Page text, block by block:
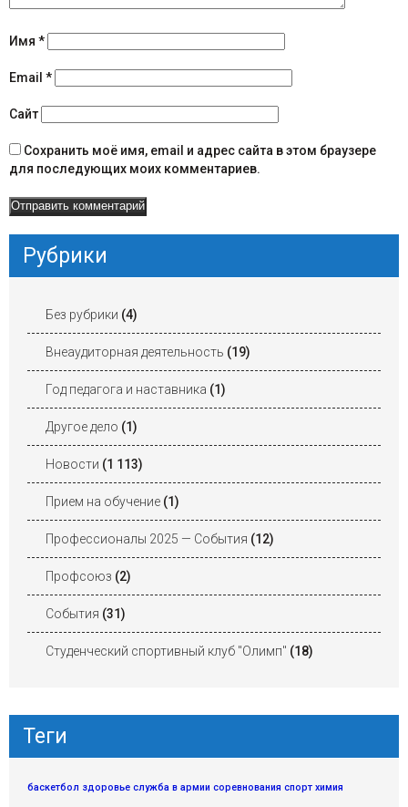
а
в
и
г
а
ц
и
и
Имя *
Email *
Сайт
Сохранить моё имя, email и адрес сайта в этом браузере
для последующих моих комментариев.
Рубрики
Без рубрики (4)
Внеаудиторная деятельность (19)
Год педагога и наставника (1)
Другое дело (1)
Новости (1 113)
Прием на обучение (1)
Профессионалы 2025 — События (12)
Профсоюз (2)
События (31)
Студенческий спортивный клуб "Олимп" (18)
Теги
баскетбол здоровье служба в армии соревнования спорт химия